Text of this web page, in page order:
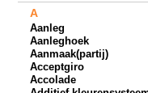
A
Aanleg
Aanleghoek
Aanmaak(partij)
Acceptgiro
Accolade